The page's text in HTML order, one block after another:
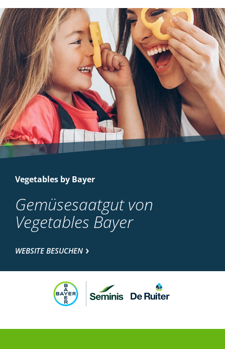
Vegetables by Bayer
Gemüsesaatgut von
Vegetables Bayer
WEBSITE BESUCHEN